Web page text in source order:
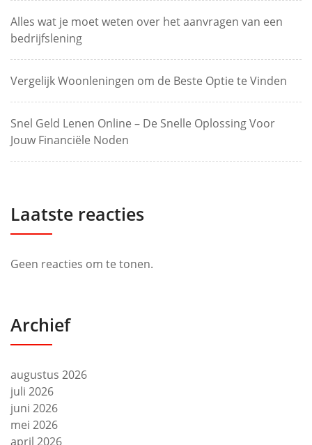
Alles wat je moet weten over het aanvragen van een
bedrijfslening
Vergelijk Woonleningen om de Beste Optie te Vinden
Snel Geld Lenen Online – De Snelle Oplossing Voor
Jouw Financiële Noden
Laatste reacties
Geen reacties om te tonen.
Archief
augustus 2026
juli 2026
juni 2026
mei 2026
april 2026